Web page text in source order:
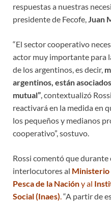
respuestas a nuestras
presidente de Fecofe, Juan
“El sector cooperativo
actor muy importante para
de los argentinos, es decir,
argentinos, están
mutual” , contextualizó
reactivará en la medida en
los pequeños y medianos
cooperativo”, sostuvo.
Rossi comentó que
interlocutores al Ministerio
Pesca de la Nacióny al
Social (Inaes) “A partir de